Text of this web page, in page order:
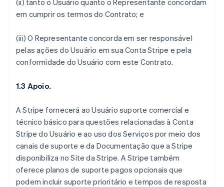
(ii) tanto o Usuário quanto o Representante concordam
em cumprir os termos do Contrato; e
(iii) O Representante concorda em ser responsável
pelas ações do Usuário em sua Conta Stripe e pela
conformidade do Usuário com este Contrato.
1.3 Apoio.
A Stripe fornecerá ao Usuário suporte comercial e
técnico básico para questões relacionadas à Conta
Stripe do Usuário e ao uso dos Serviços por meio dos
canais de suporte e da Documentação que a Stripe
disponibiliza no Site da Stripe. A Stripe também
oferece planos de suporte pagos opcionais que
podem incluir suporte prioritário e tempos de resposta